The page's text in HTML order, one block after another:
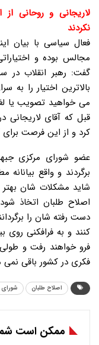
لاریجانی و روحانی از
نکردند
فعال سیاسی با بیان
مجالس بوده و
گفت: رهبر انقلاب در
بالاترین اختیار را به
می خواهید تصویب یا
قبل که آقای
کرد و از این فرصت برای
عضو شورای مرکزی
برگردند و واقع بیانانه
شاید مشکلات شان
اصلاح طلبان اتخاذ
دست رفته شان را
کنند و به فرافکنی روی
فرو خواهند رفت و
فکری در کشور باقی نمی
اصلاح طلبان شورای
ممکن است